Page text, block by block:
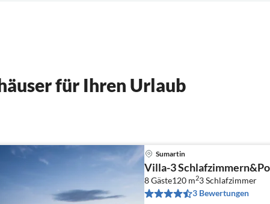
für Ihren Urlaub
Sumartin
Villa-3
8 Gäste120 m23Schlafzimmer
3 Bewertungen